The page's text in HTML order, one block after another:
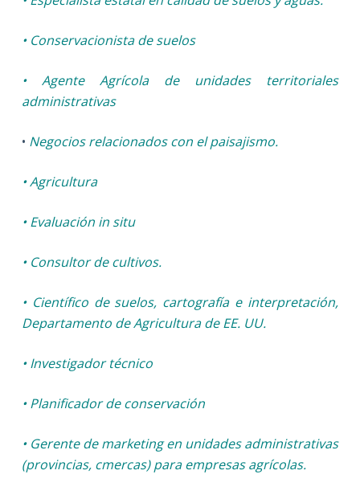
• Conservacionista de suelos
• Agente Agrícola de unidades territoriales
administrativas
• Negocios relacionados con el paisajismo.
• Agricultura
• Evaluación in situ
• Consultor de cultivos.
• Científico de suelos, cartografía e interpretación,
Departamento de Agricultura de EE. UU.
• Investigador técnico
• Planificador de conservación
• Gerente de marketing en unidades administrativas
(provincias, cmercas) para empresas agrícolas.